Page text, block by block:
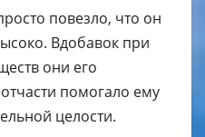
повезло, что он
Вдобавок при
они его
помогало ему
целости.